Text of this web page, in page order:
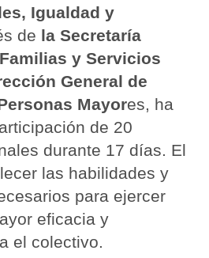
Igualdad y
de la Secretaría
y Servicios
General de
Mayores, ha
de 20
durante 17 días. El
las habilidades y
para ejercer
eficacia y
el colectivo.